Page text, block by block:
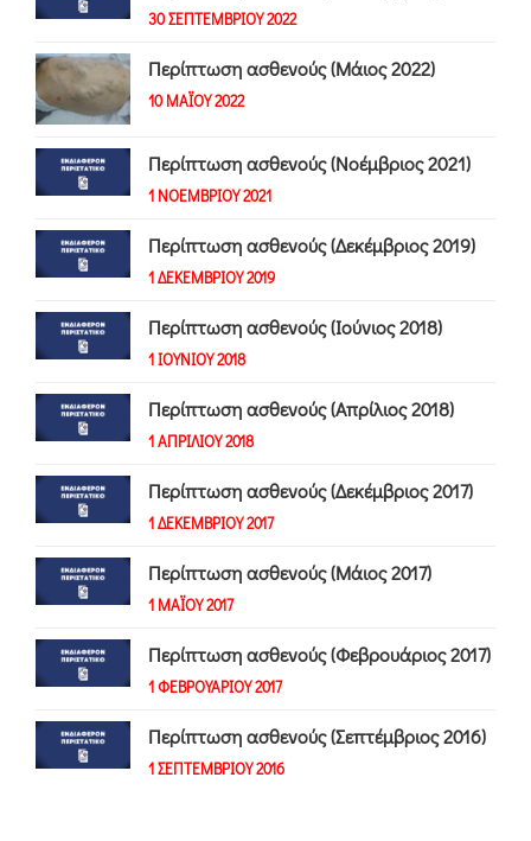
30 ΣΕΠΤΕΜΒΡΙΟΥ 2022
Περίπτωση ασθενούς (Μάιος 2022)
10 ΜΑΪΟΥ 2022
Περίπτωση ασθενούς (Νοέμβριος 2021)
1 ΝΟΕΜΒΡΙΟΥ 2021
Περίπτωση ασθενούς (Δεκέμβριος 2019)
1 ΔΕΚΕΜΒΡΙΟΥ 2019
Περίπτωση ασθενούς (Ιούνιος 2018)
1 ΙΟΥΝΙΟΥ 2018
Περίπτωση ασθενούς (Απρίλιος 2018)
1 ΑΠΡΙΛΙΟΥ 2018
Περίπτωση ασθενούς (Δεκέμβριος 2017)
1 ΔΕΚΕΜΒΡΙΟΥ 2017
Περίπτωση ασθενούς (Μάιος 2017)
1 ΜΑΪΟΥ 2017
Περίπτωση ασθενούς (Φεβρουάριος 2017)
1 ΦΕΒΡΟΥΑΡΙΟΥ 2017
Περίπτωση ασθενούς (Σεπτέμβριος 2016)
1 ΣΕΠΤΕΜΒΡΙΟΥ 2016